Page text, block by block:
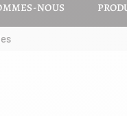
NOUS